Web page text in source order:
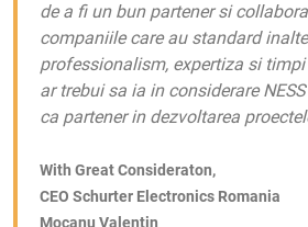
de a fi un bun partener si
companiile care au standard
professionalism, expertiza si
ar trebui sa ia in considerare NESS
ca partener in dezvoltarea
With Great Consideraton,
CEO Schurter Electronics Romania
Mocanu Valentin